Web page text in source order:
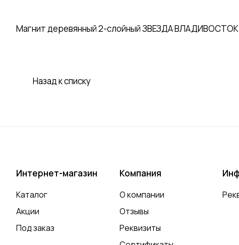
Магнит деревянный 2-слойный ЗВЕЗДА
Назад к списку
Интернет-магазин
Каталог
Акции
Под заказ
Компания
О компании
Отзывы
Реквизиты